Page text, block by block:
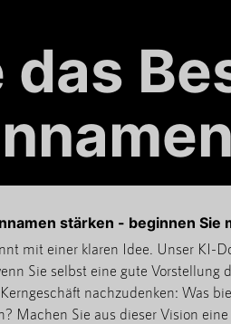
das
stärken - beginnen Sie
mit einer klaren Idee. Unser KI-
Sie selbst eine gute
nachzudenken: Was
Machen Sie aus dieser Vision